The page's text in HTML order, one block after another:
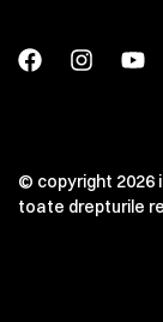
© copyright 2026
toate drepturile